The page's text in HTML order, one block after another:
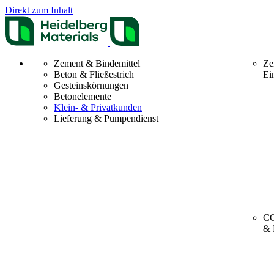
Direkt zum Inhalt
Zement & Bindemittel
Beton & Fließestrich
Gesteinskörnungen
Betonelemente
Klein- & Privatkunden
Lieferung & Pumpendienst
&